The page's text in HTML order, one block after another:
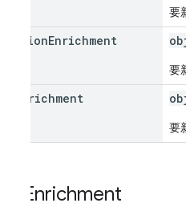
要
locationEnrichment
要
Enrichment
要
Enrichment